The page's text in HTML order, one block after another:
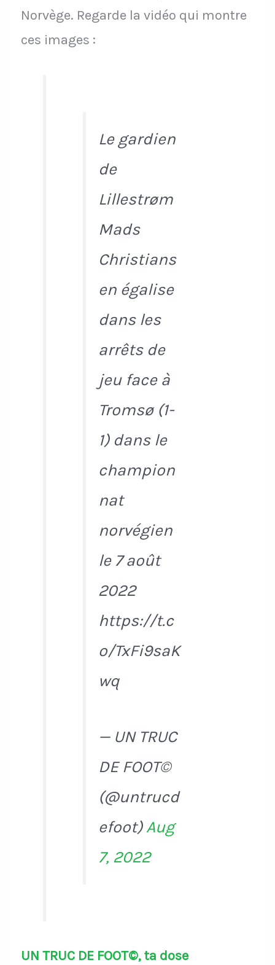
Norvège. Regarde la vidéo qui montre
ces images :
Le gardien
de
Lillestrøm
Mads
Christians
en égalise
dans les
arrêts de
jeu face à
Tromsø (1-
1) dans le
champion
nat
norvégien
le 7 août
2022
https://t.c
o/TxFi9saK
wq
— UN TRUC
DE FOOT©
(@untrucd
efoot)Aug
7, 2022
UN TRUC DE FOOT©, ta dose